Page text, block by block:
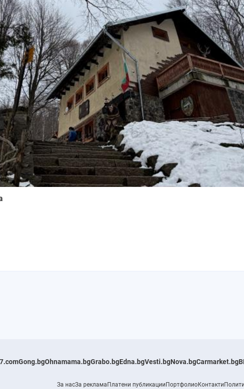
Gong.bgOhnamama.bgGrabo.bgEdna.bgVesti.bgNova.bgCarmarket.bg
За насЗа рекламаПлатени публикацииПортфолиоКонтакти